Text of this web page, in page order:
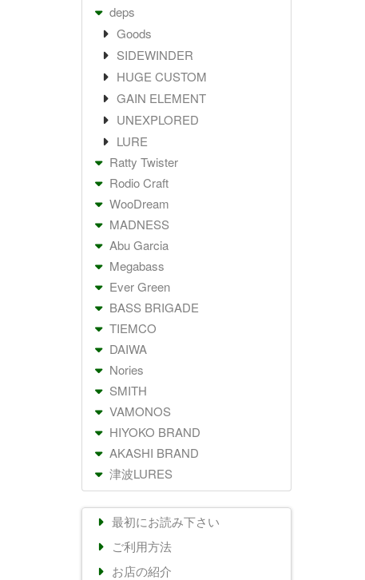
deps
Goods
SIDEWINDER
HUGE CUSTOM
GAIN ELEMENT
UNEXPLORED
LURE
Ratty Twister
Rodio Craft
WooDream
MADNESS
Abu Garcia
Megabass
Ever Green
BASS BRIGADE
TIEMCO
DAIWA
Nories
SMITH
VAMONOS
HIYOKO BRAND
AKASHI BRAND
津波LURES
最初にお読み下さい
ご利用方法
お店の紹介